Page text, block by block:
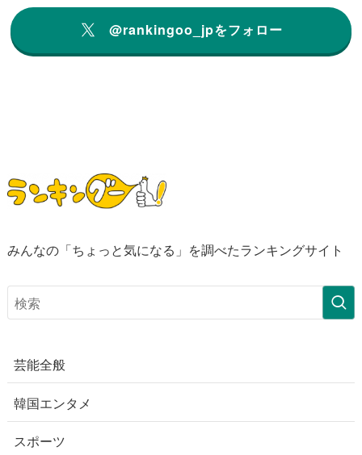
@rankingoo_jpをフォロー
みんなの「ちょっと気になる」を調べたランキングサイト
芸能全般
韓国エンタメ
スポーツ